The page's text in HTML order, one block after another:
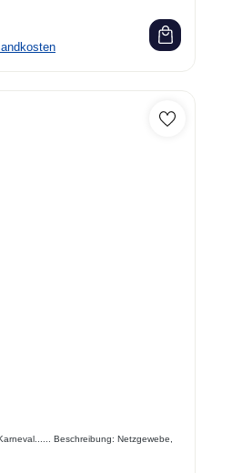
von 0 von 5 Sternen
Beschreibung: Netzgewebe,